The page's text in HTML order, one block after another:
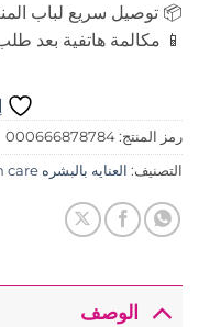
📦 توصيل سريع لباب
📱 مكالمة هاتفية بعد
رمز المنتج: 000666878784
التصنيف: العنايه بالبشره Skin care
الوصف